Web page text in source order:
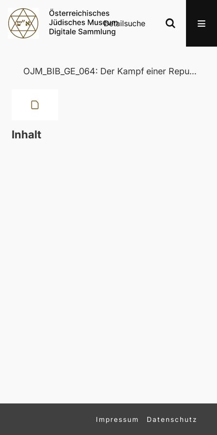
Detailsuche
OJM_BIB_GE_064: Der Kampf einer Republik
Inhalt
Impressum Datenschutz